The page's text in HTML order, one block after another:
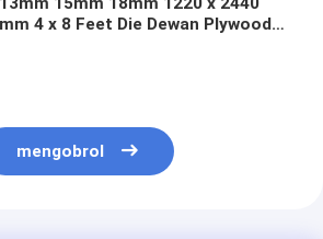
mm 4 x 8 Feet Die Dewan Plywood
mengobrol